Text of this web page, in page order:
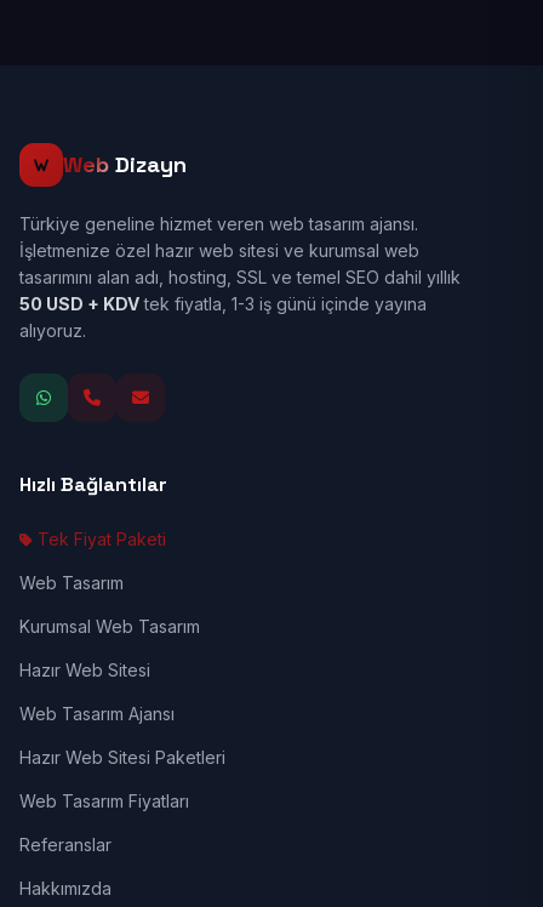
Web Dizayn
Türkiye geneline hizmet veren web tasarım ajansı.
İşletmenize özel hazır web sitesi ve kurumsal web
tasarımını alan adı, hosting, SSL ve temel SEO dahil yıllık
50 USD + KDVtek fiyatla, 1-3 iş günü içinde yayına
alıyoruz.
Hızlı Bağlantılar
Tek Fiyat Paketi
Web Tasarım
Kurumsal Web Tasarım
Hazır Web Sitesi
Web Tasarım Ajansı
Hazır Web Sitesi Paketleri
Web Tasarım Fiyatları
Referanslar
Hakkımızda